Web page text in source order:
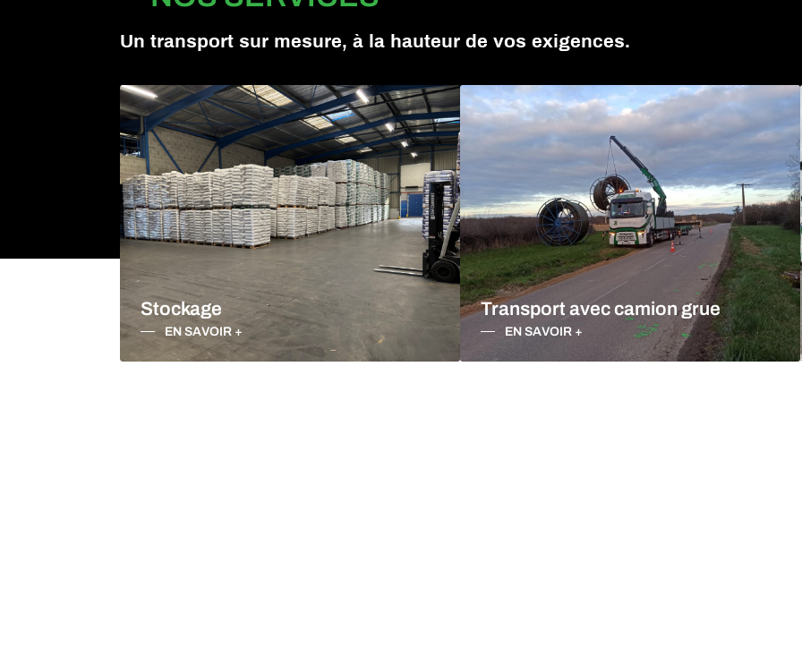
TRANSPORTEUR INDUSTRIEL AIN
APPELEZ-NOUS CONTACTEZ-NOUS
Un transport sur mesure, à la hauteur de vos exigences.
Stockage
EN SAVOIR +
Transport avec camion grue
EN SAVOIR +